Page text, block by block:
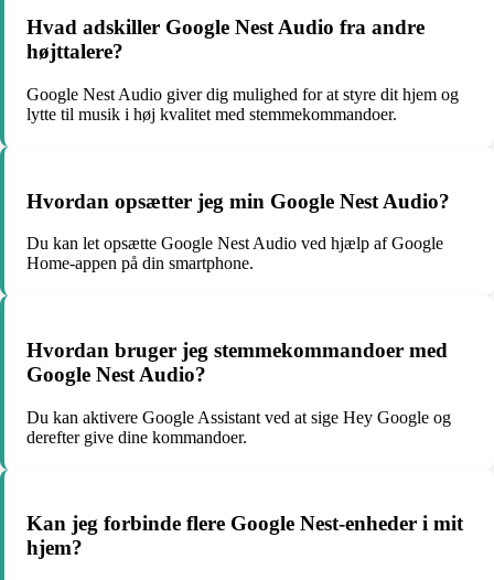
Hvad adskiller Google Nest Audio fra andre
højttalere?
Google Nest Audio giver dig mulighed for at styre dit hjem og
lytte til musik i høj kvalitet med stemmekommandoer.
Hvordan opsætter jeg min Google Nest Audio?
Du kan let opsætte Google Nest Audio ved hjælp af Google
Home-appen på din smartphone.
Hvordan bruger jeg stemmekommandoer med
Google Nest Audio?
Du kan aktivere Google Assistant ved at sige Hey Google og
derefter give dine kommandoer.
Kan jeg forbinde flere Google Nest-enheder i mit
hjem?